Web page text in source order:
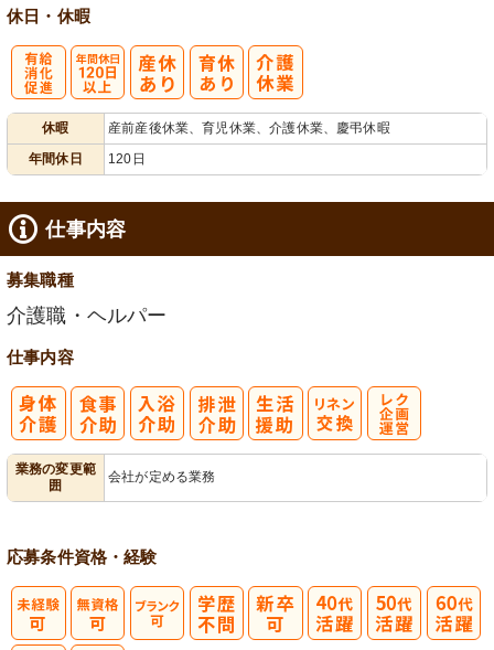
休日・休暇
休暇
産前産後休業、育児休業、介護休業、慶弔休暇
年間休日
120日
仕事内容
募集職種
介護職・ヘルパー
仕事内容
業務の変更範
囲
会社が定める業務
応募条件資格・経験